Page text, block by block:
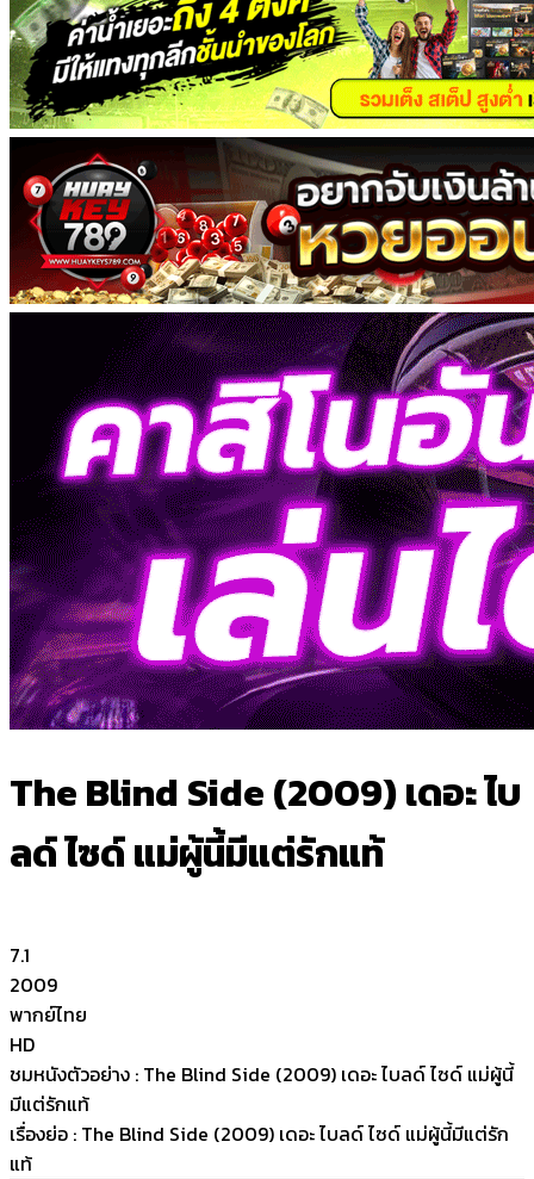
The Blind Side (2009) เดอะ ไบ
ลด์ ไซด์ แม่ผู้นี้มีแต่รักแท้
7.1
2009
พากย์ไทย
HD
ชมหนังตัวอย่าง : The Blind Side (2009) เดอะ ไบลด์ ไซด์ แม่ผู้นี้
มีแต่รักแท้
เรื่องย่อ : The Blind Side (2009) เดอะ ไบลด์ ไซด์ แม่ผู้นี้มีแต่รัก
แท้